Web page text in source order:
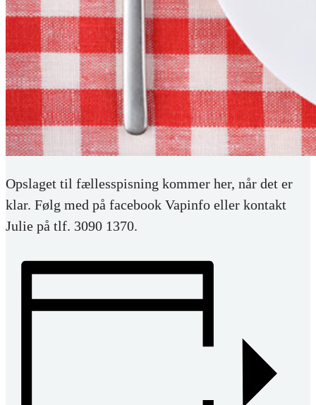
Opslaget til fællesspisning kommer her, når det er
klar. Følg med på facebook Vapinfo eller kontakt
Julie på tlf. 3090 1370.